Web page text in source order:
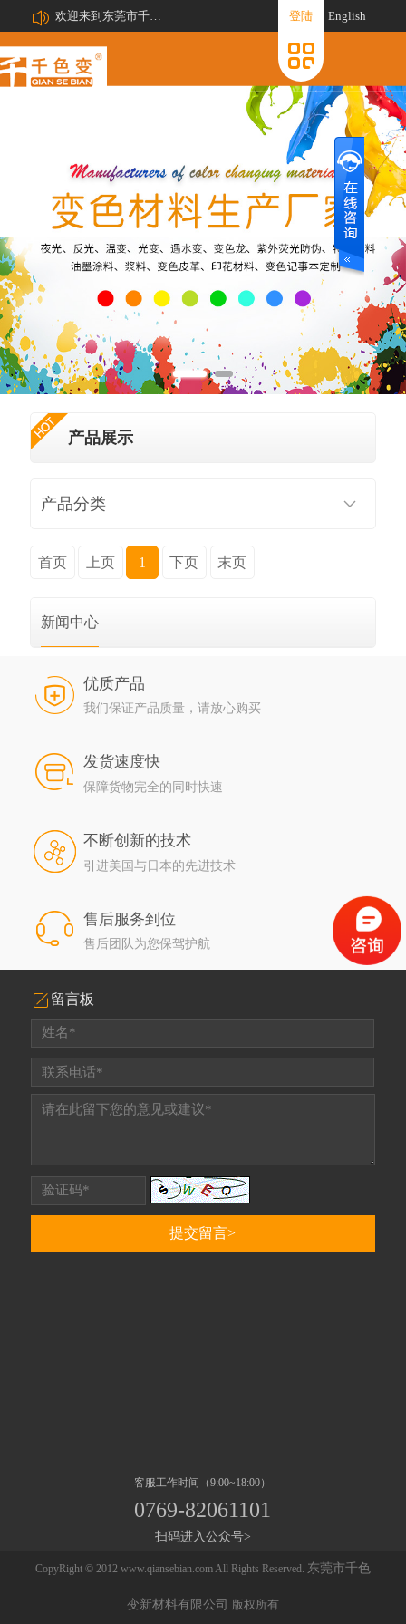
欢迎来到东莞市千色变新材料有限公司网站! English
登陆
产品展示
产品分类
首页 上页 1 下页 末页
新闻中心
优质产品
我们保证产品质量，请放心购买
发货速度快
保障货物完全的同时快速
不断创新的技术
引进美国与日本的先进技术
售后服务到位
售后团队为您保驾护航
留言板
客服工作时间（9:00~18:00）
0769-82061101
扫码进入公众号>
CopyRight © 2012 www.qiansebian.com All Rights Reserved. 东莞市千色
变新材料有限公司 版权所有